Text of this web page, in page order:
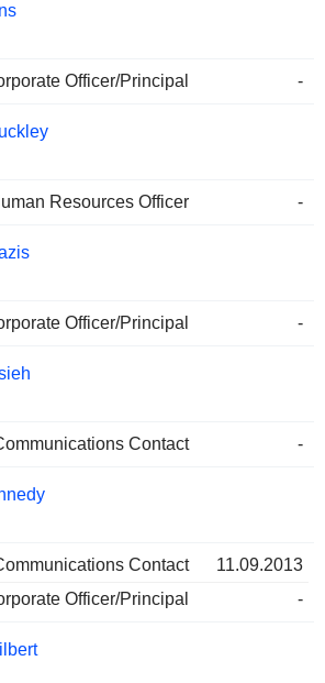
Officer/Principal -
Resources Officer -
Officer/Principal -
Contact -
Contact
11.09.2013
Officer/Principal
-